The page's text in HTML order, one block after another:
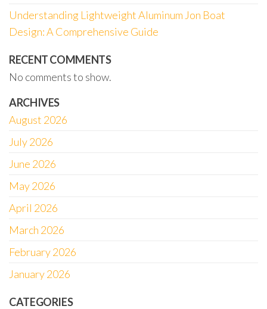
Understanding Lightweight Aluminum Jon Boat
Design: A Comprehensive Guide
RECENT COMMENTS
No comments to show.
ARCHIVES
August 2026
July 2026
June 2026
May 2026
April 2026
March 2026
February 2026
January 2026
CATEGORIES